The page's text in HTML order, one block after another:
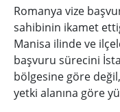
Romanya vize
sahibinin ikamet
Manisa ilinde ve
başvuru sürecini
bölgesine göre
yetki alanına göre